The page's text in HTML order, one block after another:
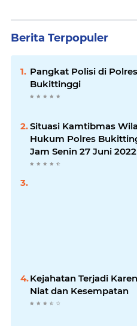
Berita Terpopuler
Pangkat Polisi di Polres
Bukittinggi
Situasi Kamtibmas
Hukum Polres
Jam Senin 27 Juni 2022
Kejahatan Terjadi
Niat dan Kesempatan